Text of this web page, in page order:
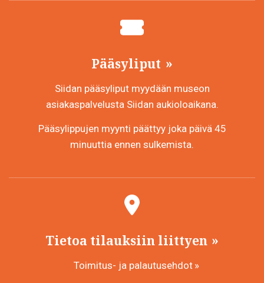
Pääsyliput
Siidan pääsyliput myydään museon
asiakaspalvelusta Siidan aukioloaikana.
Pääsylippujen myynti päättyy joka päivä 45
minuuttia ennen sulkemista.
Tietoa tilauksiin liittyen
Toimitus- ja palautusehdot